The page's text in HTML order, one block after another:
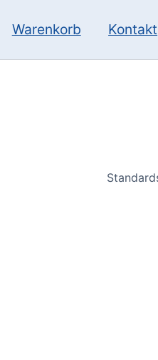
Warenkorb Kontakt